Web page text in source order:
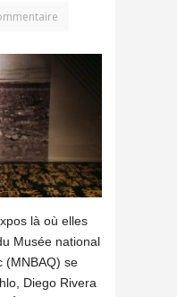
là où elles
Musée national
(MNBAQ) se
Diego Rivera